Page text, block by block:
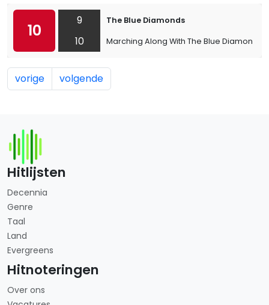
10
9
10
The Blue Diamonds
Marching Along With The Blue Diamonds
vorige volgende
Hitlijsten
Decennia
Genre
Taal
Land
Evergreens
Hitnoteringen
Over ons